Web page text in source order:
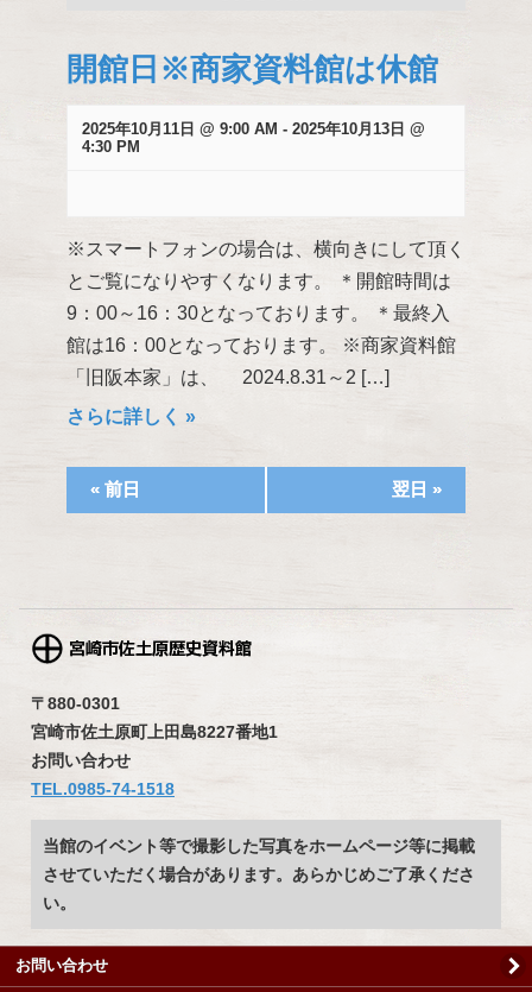
ナ
ゲ
ー
ン
を
表
示
開館日※商家資料館は休館
2025年10月11日 @ 9:00 AM - 2025年10月13日 @
4:30 PM
※スマートフォンの場合は、横向きにして頂く
とご覧になりやすくなります。 ＊開館時間は
9：00～16：30となっております。 ＊最終入
館は16：00となっております。 ※商家資料館
「旧阪本家」は、 2024.8.31～2 […]
さらに詳しく »
« 前日 翌日 »
〒880-0301
宮崎市佐土原町上田島8227番地1
お問い合わせ
TEL.0985-74-1518
当館のイベント等で撮影した写真をホームページ等に掲載
させていただく場合があります。あらかじめご了承くださ
い。
お問い合わせ